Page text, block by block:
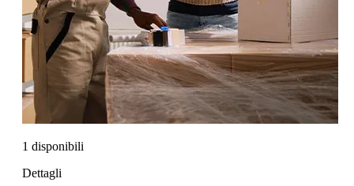
1 disponibili
Dettagli